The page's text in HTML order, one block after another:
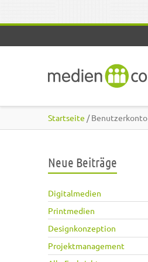
Startseite / Benutzerkonto
Neue Beiträge
Digitalmedien
Printmedien
Designkonzeption
Projektmanagement